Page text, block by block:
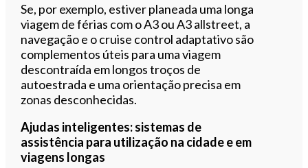
Se, por exemplo, estiver planeada uma longa
viagem de férias com o A3 ou A3 allstreet, a
navegação e o cruise control adaptativo são
complementos úteis para uma viagem
descontraída em longos troços de
autoestrada e uma orientação precisa em
zonas desconhecidas.
Ajudas inteligentes: sistemas de
assistência para utilização na cidade e em
viagens longas